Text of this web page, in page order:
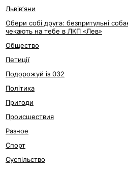
Львівʼяни
Обери собі друга: безпритульні
чекають на тебе в ЛКП «Лев»
Общество
Петиції
Подорожуй із 032
Політика
Пригоди
Происшествия
Разное
Спорт
Суспільство